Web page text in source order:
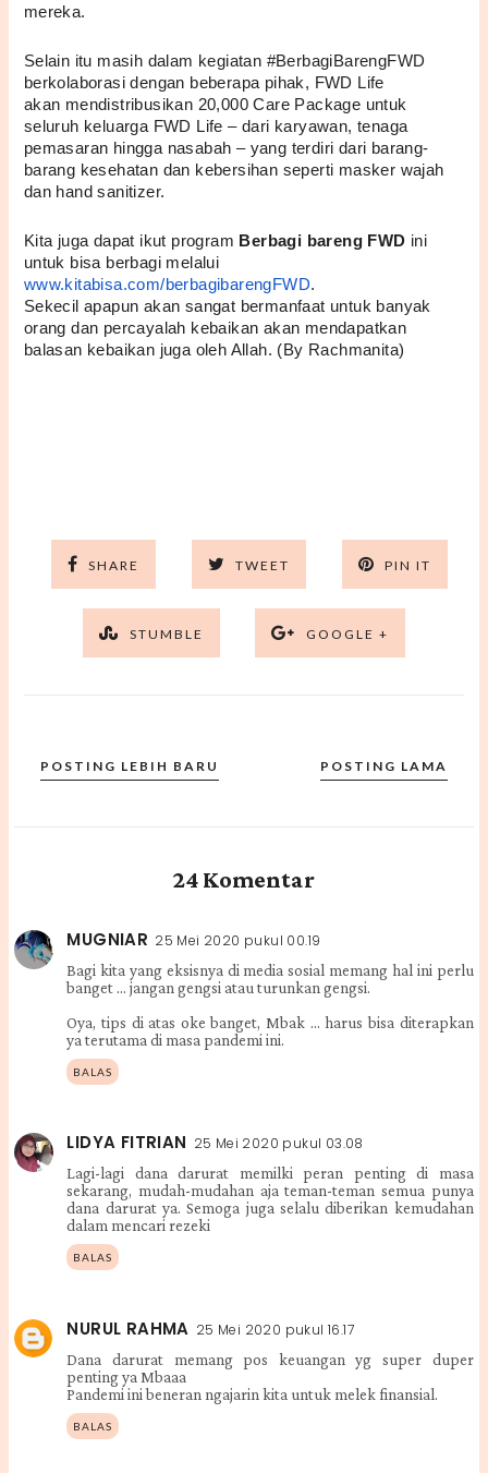
mereka.
Selain itu masih dalam kegiatan #BerbagiBarengFWD
berkolaborasi dengan beberapa pihak, FWD Life
akan mendistribusikan 20,000 Care Package untuk
seluruh keluarga FWD Life – dari karyawan, tenaga
pemasaran hingga nasabah – yang terdiri dari barang-
barang kesehatan dan kebersihan seperti masker wajah
dan hand sanitizer.
Kita juga dapat ikut program Berbagi bareng FWD ini
www.kitabisa.com/berbagibarengFWD.
Sekecil apapun akan sangat bermanfaat untuk banyak
orang dan percayalah kebaikan akan mendapatkan
balasan kebaikan juga oleh Allah. (By Rachmanita)
SHARE TWEET PIN IT
STUMBLE GOOGLE +
POSTING LEBIH BARU POSTING LAMA
24 Komentar
MUGNIAR 25 Mei 2020 pukul 00.19
Bagi kita yang eksisnya di media sosial memang hal ini perlu
banget ... jangan gengsi atau turunkan gengsi.
Oya, tips di atas oke banget, Mbak ... harus bisa diterapkan
ya terutama di masa pandemi ini.
BALAS
LIDYA FITRIAN 25 Mei 2020 pukul 03.08
Lagi-lagi dana darurat memilki peran penting di masa
sekarang, mudah-mudahan aja teman-teman semua punya
dana darurat ya. Semoga juga selalu diberikan kemudahan
dalam mencari rezeki
BALAS
NURUL RAHMA 25 Mei 2020 pukul 16.17
Dana darurat memang pos keuangan yg super duper
penting ya Mbaaa
Pandemi ini beneran ngajarin kita untuk melek finansial.
BALAS